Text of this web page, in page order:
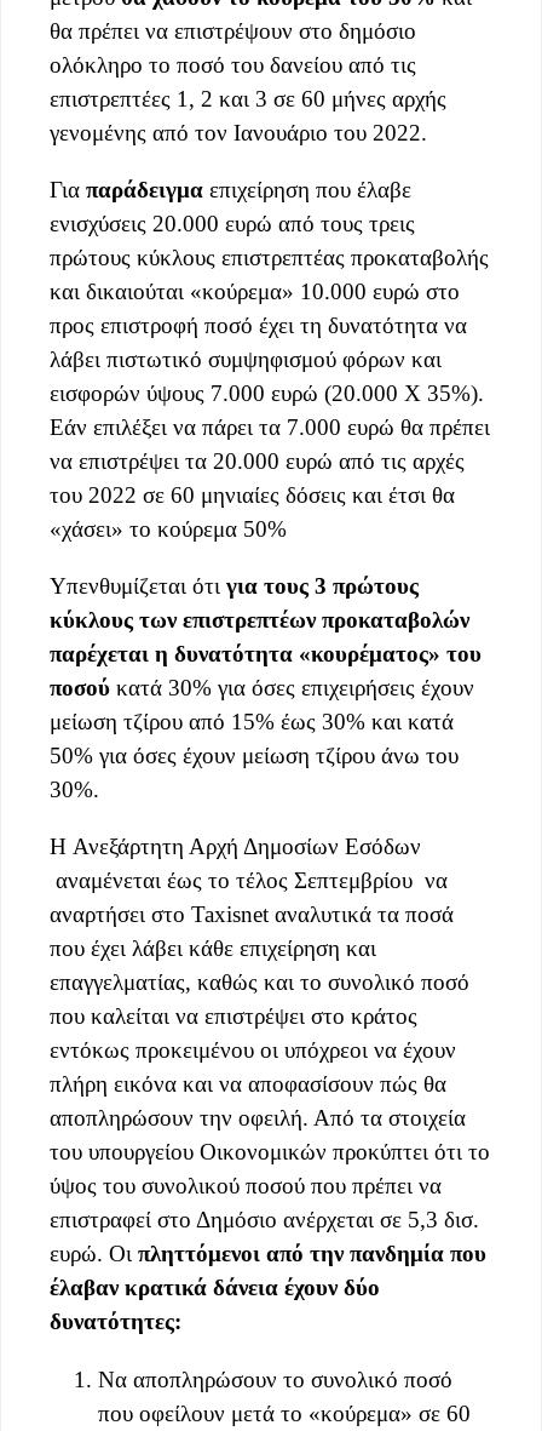
θα πρέπει να επιστρέψουν στο δημόσιο
ολόκληρο το ποσό του δανείου από τις
επιστρεπτέες 1, 2 και 3 σε 60 μήνες αρχής
γενομένης από τον Ιανουάριο του 2022.
Για παράδειγμα επιχείρηση που έλαβε
ενισχύσεις 20.000 ευρώ από τους τρεις
πρώτους κύκλους επιστρεπτέας προκαταβολής
και δικαιούται «κούρεμα» 10.000 ευρώ στο
προς επιστροφή ποσό έχει τη δυνατότητα να
λάβει πιστωτικό συμψηφισμού φόρων και
εισφορών ύψους 7.000 ευρώ (20.000 Χ 35%).
Εάν επιλέξει να πάρει τα 7.000 ευρώ θα πρέπει
να επιστρέψει τα 20.000 ευρώ από τις αρχές
του 2022 σε 60 μηνιαίες δόσεις και έτσι θα
«χάσει» το κούρεμα 50%
Υπενθυμίζεται ότι για τους 3 πρώτους
κύκλους των επιστρεπτέων προκαταβολών
παρέχεται η δυνατότητα «κουρέματος» του
ποσού κατά 30% για όσες επιχειρήσεις έχουν
μείωση τζίρου από 15% έως 30% και κατά
50% για όσες έχουν μείωση τζίρου άνω του
30%.
H Ανεξάρτητη Αρχή Δημοσίων Εσόδων
αναμένεται έως τo τέλος Σεπτεμβρίου να
αναρτήσει στο Taxisnet αναλυτικά τα ποσά
που έχει λάβει κάθε επιχείρηση και
επαγγελματίας, καθώς και το συνολικό ποσό
που καλείται να επιστρέψει στο κράτος
εντόκως προκειμένου οι υπόχρεοι να έχουν
πλήρη εικόνα και να αποφασίσουν πώς θα
αποπληρώσουν την οφειλή. Από τα στοιχεία
του υπουργείου Οικονομικών προκύπτει ότι το
ύψος του συνολικού ποσού που πρέπει να
επιστραφεί στο Δημόσιο ανέρχεται σε 5,3 δισ.
ευρώ. Οι πληττόμενοι από την πανδημία που
έλαβαν κρατικά δάνεια έχουν δύο
δυνατότητες:
Να αποπληρώσουν το συνολικό ποσό
που οφείλουν μετά το «κούρεμα» σε 60